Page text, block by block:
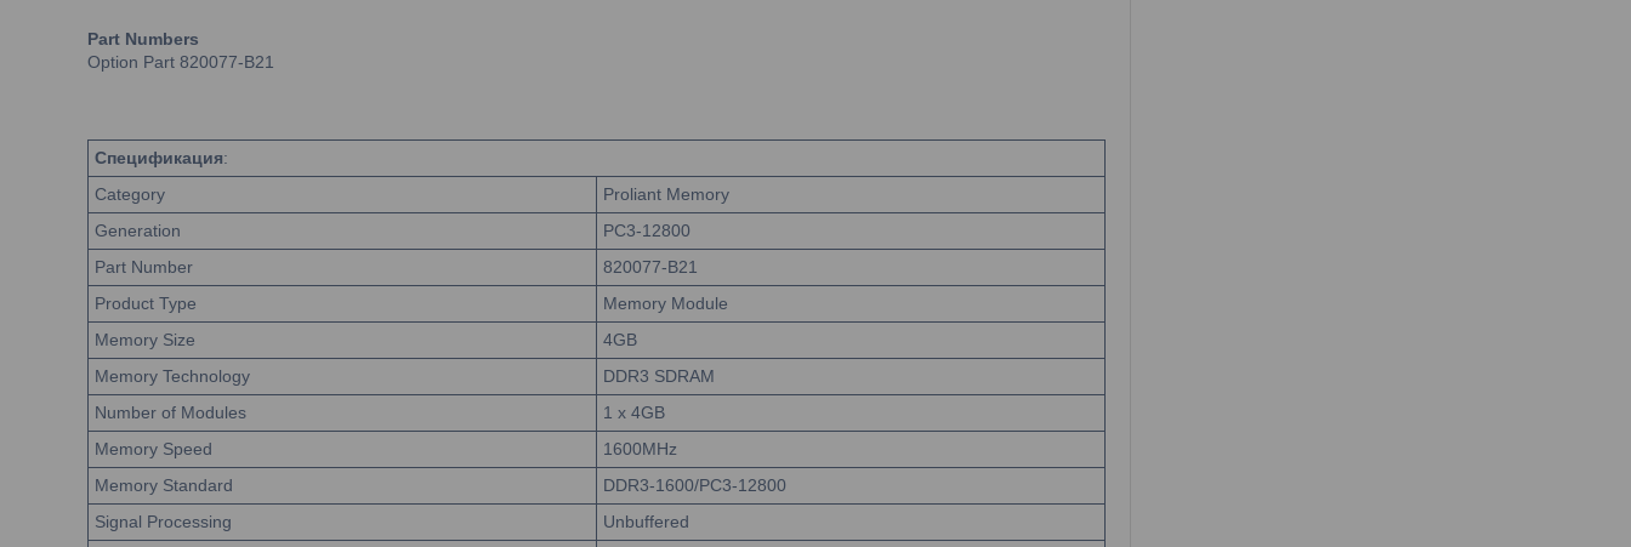
Part Numbers
Option Part 820077-B21
Спецификация:
Category
Proliant Memory
Generation
PC3-12800
Part Number
820077-B21
Product Type
Memory Module
Memory Size
4GB
Memory Technology
DDR3 SDRAM
Number of Modules
1 x 4GB
Memory Speed
1600MHz
Memory Standard
DDR3-1600/PC3-12800
Signal Processing
Unbuffered